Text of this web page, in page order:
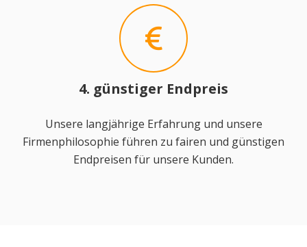
4. günstiger Endpreis
Unsere langjährige Erfahrung und unsere
Firmenphilosophie führen zu fairen und günstigen
Endpreisen für unsere Kunden.